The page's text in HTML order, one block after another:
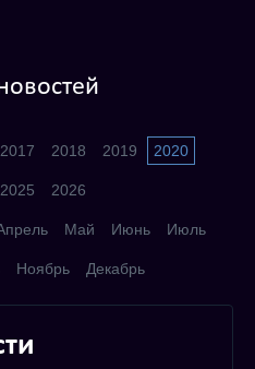
2017 2018 2019 2020
2025 2026
Май Июнь Июль
Ноябрь Декабрь